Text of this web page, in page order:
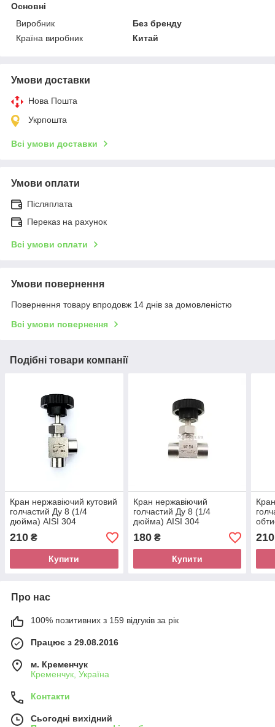
Основні
Виробник
Без бренду
Країна виробник
Китай
Умови доставки
Нова Пошта
Укрпошта
Всі умови доставки
Умови оплати
Післяплата
Переказ на рахунок
Всі умови оплати
Умови повернення
Повернення товару впродовж 14 днів за домовленістю
Всі умови повернення
Подібні товари компанії
Кран нержавіючий кутовий
голчастий Ду 8 (1/4
дюйма) AISI 304
210 ₴
Купити
Кран нержавіючий
голчастий Ду 8 (1/4
дюйма) AISI 304
180₴
Купити
210
Про нас
100% позитивних з 159 відгуків за рік
Працює з 29.08.2016
м. Кременчук
Кременчук, Україна
Контакти
Сьогодні вихідний